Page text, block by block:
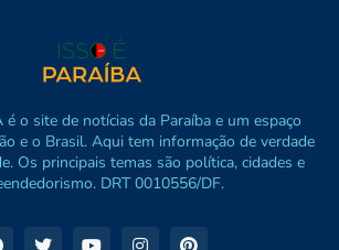
é o site de notícias da Paraíba e um espaço
e o Brasil. Aqui tem informação de verdade
Os principais temas são política, cidades e
DRT 0010556/DF.